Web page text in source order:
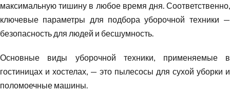
максимальную тишину в любое время дня. Соответственно,
ключевые параметры для подбора уборочной техники —
безопасность для людей и бесшумность.
Основные виды уборочной техники, применяемые в
гостиницах и хостелах, — это пылесосы для сухой уборки и
поломоечные машины.